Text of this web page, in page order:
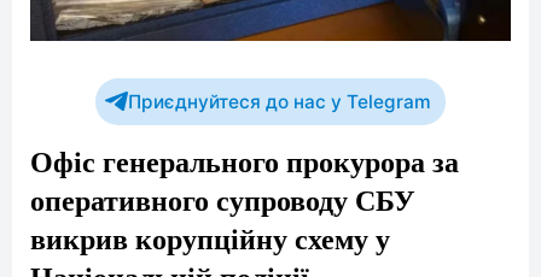
Приєднуйтеся до нас у Telegram
Офіс генерального прокурора за
оперативного супроводу СБУ
викрив корупційну схему у